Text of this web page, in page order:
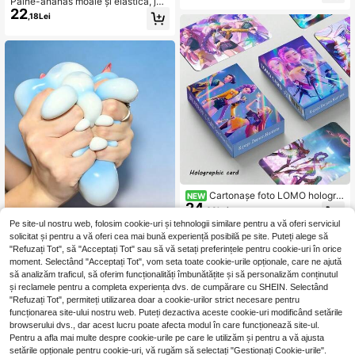
ărie anti-stres cu creștere lentă și st
rânși ușor, potrivită pentru adolesce
22,18Lei
1 buc. bilă de stres Daifuku squishy
cu fluid, 10 cm, extra mare, jucărie a
nti-stres cu revenire lentă, textură ti
p noroi, cadou surpriză de zi de naș
tere
35,78Lei
e, jucărie de strâns, pentru relaxare,
cadou de petrecere, pentru pungi c
u surprize și premii, pentru zile de n
aștere, idee de cadou
NEW Cartonașe foto LOMO holograf
ice laser cu grup de vrăjitoare Hunt
er Witch, stil K-Pop cartoon, cu pers
onajele Lumi, Mila și Zoe, suprafață
lucioasă, carduri colecționabile, pot
rivite pentru întâlniri de fani, decora
re albume și materiale pentru scrap
book, cadou colecționabil excelent
pentru fani K-Pop adolescenți
24,08Lei
Pe site-ul nostru web, folosim cookie-uri și tehnologii similare pentru a vă oferi serviciul
solicitat și pentru a vă oferi cea mai bună experiență posibilă pe site. Puteți alege să
"Refuzați Tot", să "Acceptați Tot" sau să vă setați preferințele pentru cookie-uri în orice
moment. Selectând "Acceptați Tot", vom seta toate cookie-urile opționale, care ne ajută
să analizăm traficul, să oferim funcționalități îmbunătățite și să personalizăm conținutul
și reclamele pentru a completa experiența dvs. de cumpărare cu SHEIN. Selectând
"Refuzați Tot", permiteți utilizarea doar a cookie-urilor strict necesare pentru
funcționarea site-ului nostru web. Puteți dezactiva aceste cookie-uri modificând setările
browserului dvs., dar acest lucru poate afecta modul în care funcționează site-ul.
Pentru a afla mai multe despre cookie-urile pe care le utilizăm și pentru a vă ajusta
setările opționale pentru cookie-uri, vă rugăm să selectați "Gestionați Cookie-urile".